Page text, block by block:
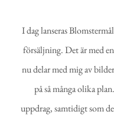
I dag lanseras
försäljning. Det är med
nu delar med mig av
på så många olika
uppdrag, samtidigt som